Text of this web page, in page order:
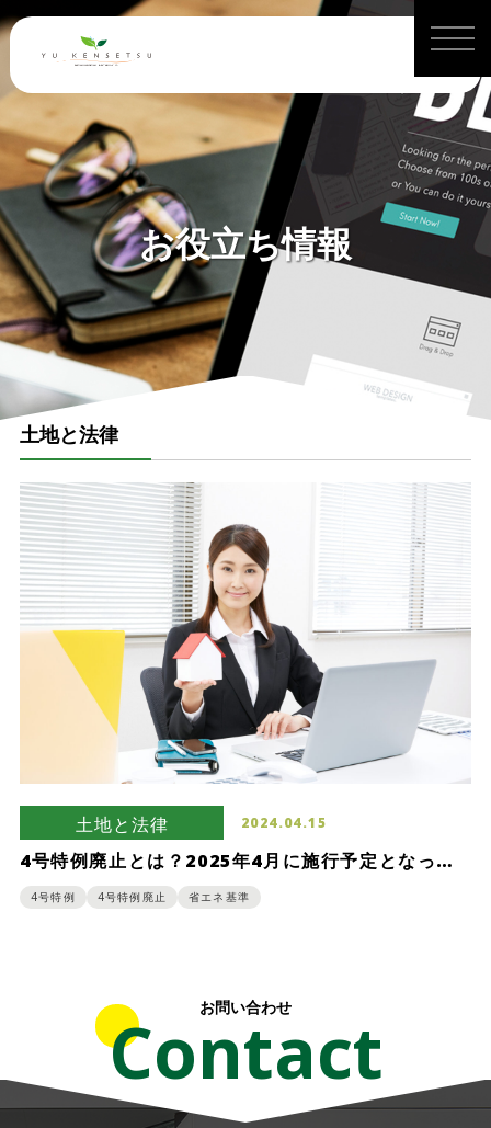
お役立ち情報
土地と法律
土地と法律 2024.04.15
4号特例廃止とは？2025年4月に施行予定となって
いる4号特例制度縮小を分かりやすく解説
4号特例 4号特例廃止 省エネ基準
お問い合わせ
Contact